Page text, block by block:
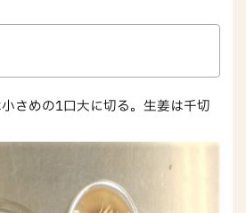
さめの1口大に切る。生姜は千切